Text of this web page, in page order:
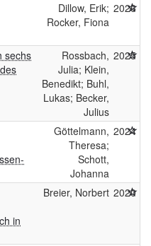
Dillow, Erik;
Rocker, Fiona
2026
sechs
Rossbach,
Julia; Klein,
Benedikt; Buhl,
Lukas; Becker,
Julius
2025
Göttelmann,
Theresa;
Schott,
Johanna
2024
in
Breier, Norbert 2020